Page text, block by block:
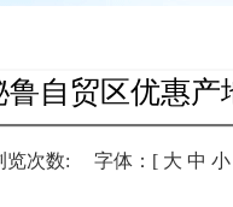
鲁自贸区优惠产
览次数: 字体：[ 大 中 小